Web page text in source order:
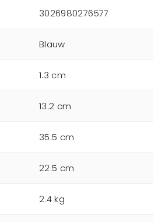
3026980276577
Blauw
1.3 cm
13.2 cm
35.5 cm
22.5 cm
2.4 kg